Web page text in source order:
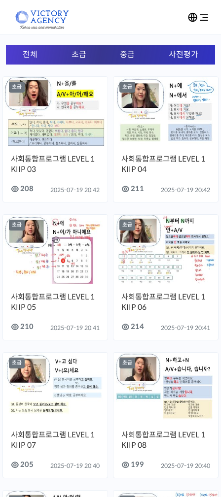
전체 초급 중급 사전평가
초급
사회통합프로그램 LEVEL 1
KIIP 03
208 2025-07-19 20:42
초급
사회통합프로그램 LEVEL 1
KIIP 04
211 2025-07-19 20:42
초급
사회통합프로그램 LEVEL 1
KIIP 05
210 2025-07-19 20:41
초급
사회통합프로그램 LEVEL 1
KIIP 06
214 2025-07-19 20:41
초급
사회통합프로그램 LEVEL 1
KIIP 07
205 2025-07-19 20:40
초급
사회통합프로그램 LEVEL 1
KIIP 08
199 2025-07-19 20:40